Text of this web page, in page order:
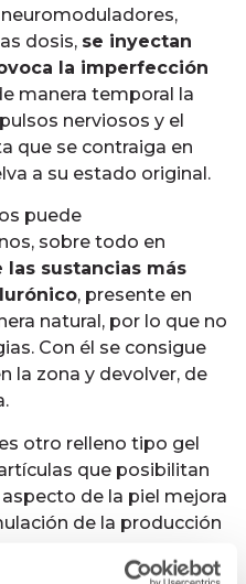
dosis, se inyectan
la imperfección
manera temporal la
nerviosos y el
que se contraiga en
a su estado original.
puede
sobre todo en
las sustancias más
, presente en
natural, por lo que no
Con él se consigue
la zona y devolver, de
es otro relleno tipo gel
que posibilitan
de la piel mejora
de la producción